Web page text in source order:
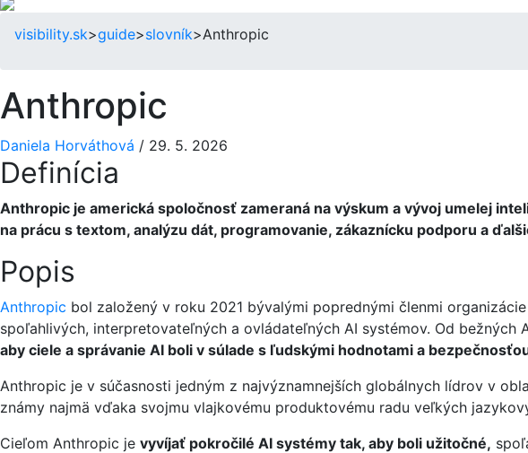
visibility.sk>guide>slovník>Anthropic
Anthropic
Daniela Horváthová / 29. 5. 2026
Definícia
Anthropic je americká spoločnosť zameraná na výskum a vývoj umelej
na prácu s textom, analýzu dát, programovanie, zákaznícku podporu a
Popis
Anthropic bol založený v roku 2021 bývalými poprednými členmi organizácie
spoľahlivých, interpretovateľných a ovládateľných AI systémov. Od
aby ciele a správanie AI boli v súlade s ľudskými hodnotami a
Anthropic je v súčasnosti jedným z najvýznamnejších globálnych lídrov v
známy najmä vďaka svojmu vlajkovému produktovému radu veľkých
Cieľom Anthropic je vyvíjať pokročilé AI systémy tak, aby boli užitočné,